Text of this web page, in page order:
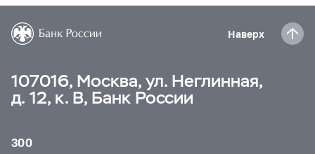
Наверх
107016, Москва, ул. Неглинная,
д. 12, к. В, Банк России
300